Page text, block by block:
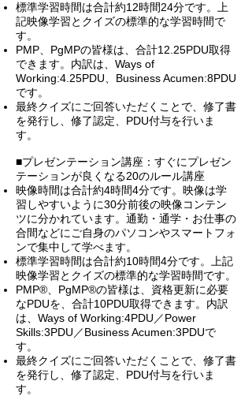
標準学習時間は合計約12時間24分です。上
記映像学習とクイズの標準的な学習時間で
す。
PMP、PgMPの皆様は、合計12.25PDU取得
できます。内訳は、Ways of
Working:4.25PDU、Business Acumen:8PDU
です。
最終クイズにご回答いただくことで、修了書
を発行し、修了認定、PDU付与を行いま
す。
■プレゼンテーション講座：すぐにプレゼン
テーションが良くなる20のルール講座
映像時間は合計約4時間4分です。映像は学
習しやすいように30分前後の映像コンテン
ツに分かれています。通勤・通学・お仕事の
合間などにご自身のパソコンやスマートフォ
ンで集中して学べます。
標準学習時間は合計約10時間4分です。上記
映像学習とクイズの標準的な学習時間です。
PMP®、PgMP®の皆様は、資格更新に必要
なPDUを、合計10PDU取得できます。内訳
は、Ways of Working:4PDU／Power
Skills:3PDU／Business Acumen:3PDUで
す。
最終クイズにご回答いただくことで、修了書
を発行し、修了認定、PDU付与を行いま
す。